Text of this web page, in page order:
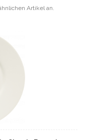
Artikel an.